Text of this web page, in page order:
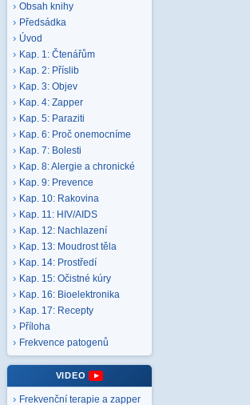
Obsah knihy
Předsádka
Úvod
Kap. 1: Čtenářům
Kap. 2: Příslib
Kap. 3: Objev
Kap. 4: Zapper
Kap. 5: Paraziti
Kap. 6: Proč onemocníme
Kap. 7: Bolesti
Kap. 8: Alergie a chronické
Kap. 9: Prevence
Kap. 10: Rakovina
Kap. 11: HIV/AIDS
Kap. 12: Nachlazení
Kap. 13: Moudrost těla
Kap. 14: Prostředí
Kap. 15: Očistné kúry
Kap. 16: Bioelektronika
Kap. 17: Recepty
Příloha
Frekvence patogenů
VIDEO
Frekvenční terapie a zapper